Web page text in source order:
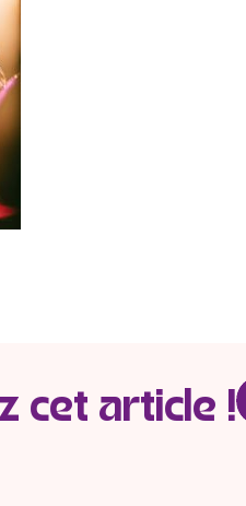
cet article !